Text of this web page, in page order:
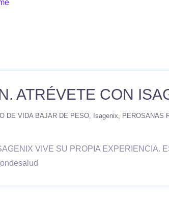
ATRÉVETE CON
DE VIDA BAJAR DE PESO Isagenix PEROSANAS
VIVE SU PROPIA EXPERIENCIA.